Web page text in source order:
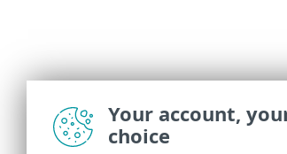
Your account,
choice